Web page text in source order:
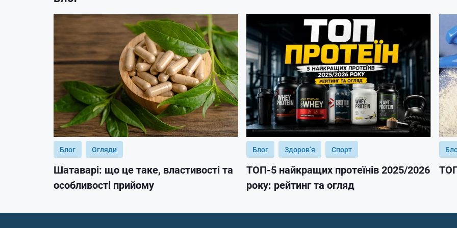
Блог Огляди
Шатаварі: що це таке, властивості та
особливості прийому
Блог Здоров’я Спорт
ТОП-5 найкращих протеїнів 2025/2026
року: рейтинг та огляд